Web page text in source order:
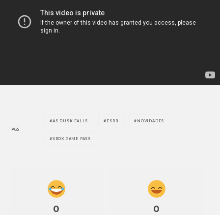
TAGS
AS DUSK FALLS ESRB NOVIDADES
XBOX GAME PASS
0 0